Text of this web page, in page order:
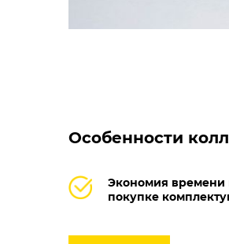
Особенности
Экономия времени
покупке